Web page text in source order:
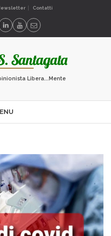
Contatti
Libera...Mente